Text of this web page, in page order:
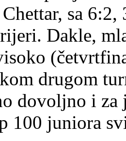
sa
Dakle,
drugom
dovoljno i za
100 juniora